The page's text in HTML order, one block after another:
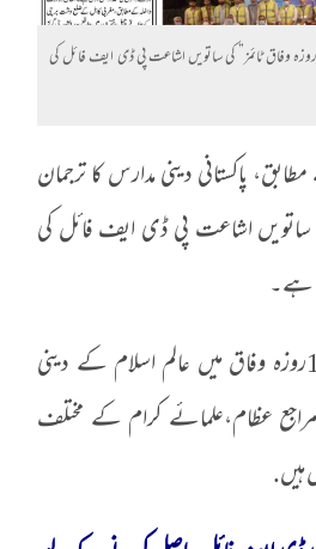
پاکستانی دینی مدارس کا ترجمان “15 روزہ وفاق ٹائمز” کی ساتویں اشاعت پی ڈی ایف فائل کی
پاکستانی دینی مدارس کا ترجمان
کی ساتویں اشاعت پی ڈی ایف فائل کی
ہے۔
تفصیلات کے مطابق 15روزہ وفاق میں عالم اسلام کے دینی
عظام،علمائے کرام کے مختلف
ہیں.